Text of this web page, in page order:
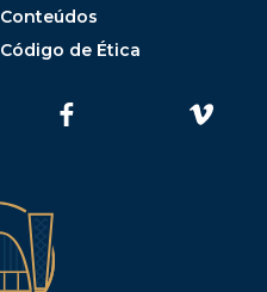
Conteúdos
Código de Ética